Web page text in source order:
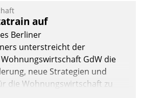
daher
Datatrain GmbH den
digitalisiert.
auf
Berliner
unterstreicht der
GdW die
neue Strategien und
die Wohnungswirtschaft zu